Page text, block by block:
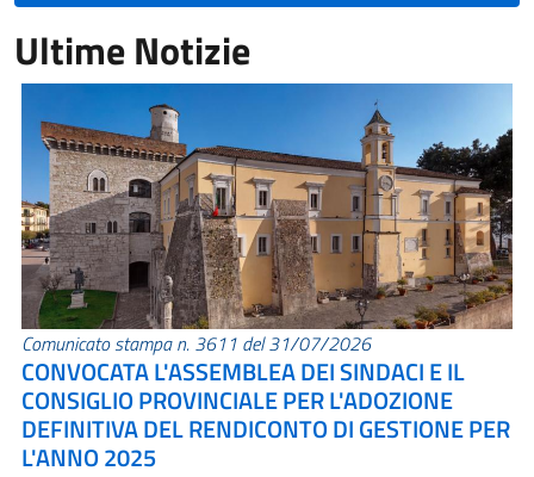
Ultime Notizie
Comunicato stampa n. 3611 del 31/07/2026
CONVOCATA L'ASSEMBLEA DEI SINDACI E IL
CONSIGLIO PROVINCIALE PER L'ADOZIONE
DEFINITIVA DEL RENDICONTO DI GESTIONE PER
L'ANNO 2025